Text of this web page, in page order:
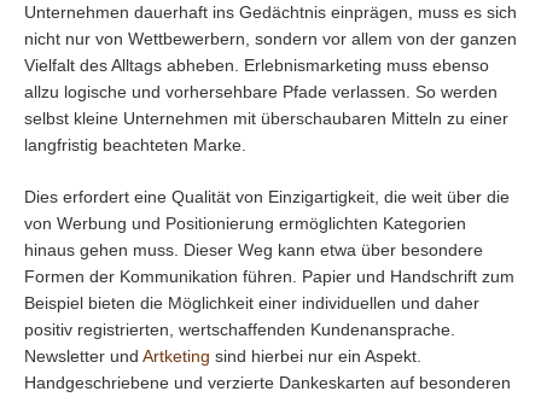
Unternehmen dauerhaft ins Gedächtnis einprägen, muss es sich
nicht nur von Wettbewerbern, sondern vor allem von der ganzen
Vielfalt des Alltags abheben. Erlebnismarketing muss ebenso
allzu logische und vorhersehbare Pfade verlassen. So werden
selbst kleine Unternehmen mit überschaubaren Mitteln zu einer
langfristig beachteten Marke.
Dies erfordert eine Qualität von Einzigartigkeit, die weit über die
von Werbung und Positionierung ermöglichten Kategorien
hinaus gehen muss. Dieser Weg kann etwa über besondere
Formen der Kommunikation führen. Papier und Handschrift zum
Beispiel bieten die Möglichkeit einer individuellen und daher
positiv registrierten, wertschaffenden Kundenansprache.
Newsletter und Artketing sind hierbei nur ein Aspekt.
Handgeschriebene und verzierte Dankeskarten auf besonderen